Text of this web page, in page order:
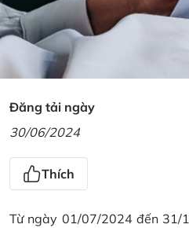
Đăng tải ngày
30/06/2024
Thích
Từ ngày 01/07/2024 đến 31/